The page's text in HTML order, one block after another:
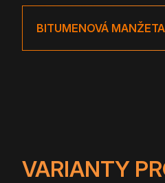
BITUMENOVÁ MANŽETA
VARIANTY